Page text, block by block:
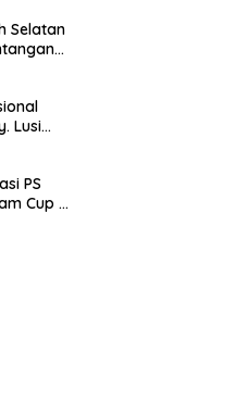
Selatan
Lusi
PS
Cup II